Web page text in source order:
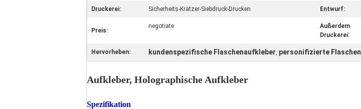
Druckerei: Sicherheits-Kratzer-Siebdruck-Drucken Entwurf:
Preis:
negotiate
Außerdem
Druckerei:
Hervorheben: kundenspezifische Flaschenaufkleber, personifizierte
Aufkleber, Holographische Aufkleber
Spezifikation